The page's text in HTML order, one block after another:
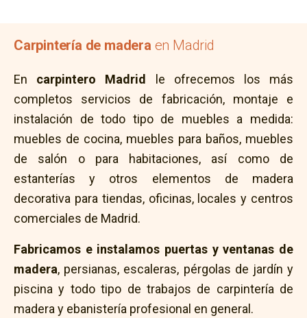
Carpintería de madera en Madrid
En carpintero Madrid
le ofrecemos los más
completos servicios de fabricación, montaje e
instalación de todo tipo de muebles a medida:
muebles de cocina, muebles para baños, muebles
de salón o para habitaciones, así como de
estanterías y otros elementos de madera
decorativa para tiendas, oficinas, locales y centros
comerciales de Madrid.
Fabricamos e instalamos puertas y ventanas de
madera, persianas, escaleras, pérgolas de jardín y
piscina y todo tipo de trabajos de carpintería de
madera y ebanistería profesional en general.